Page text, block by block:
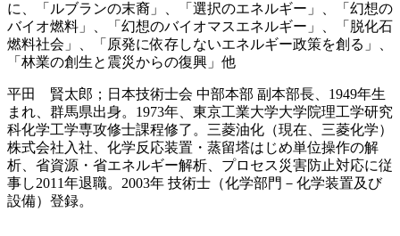
に、「ルブランの末裔」、「選択のエネルギー」、「幻想の
バイオ燃料」、「幻想のバイオマスエネルギー」、「脱化石
燃料社会」、「原発に依存しないエネルギー政策を創る」、
「林業の創生と震災からの復興」他
平田 賢太郎；日本技術士会 中部本部 副本部長、1949年生
まれ、群馬県出身。1973年、東京工業大学大学院理工学研究
科化学工学専攻修士課程修了。三菱油化（現在、三菱化学）
株式会社入社、化学反応装置・蒸留塔はじめ単位操作の解
析、省資源・省エネルギー解析、プロセス災害防止対応に従
事し2011年退職。2003年 技術士（化学部門－化学装置及び
設備）登録。